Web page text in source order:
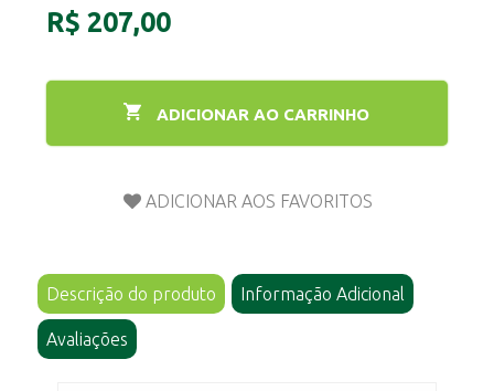
R$ 207,00
ADICIONAR AO CARRINHO
Descrição do produto Informação Adicional
Avaliações